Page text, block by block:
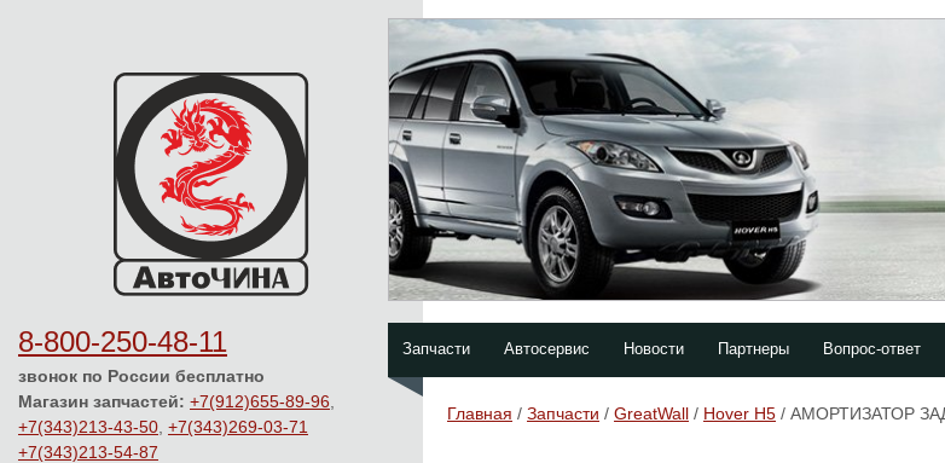
8-800-250-48-11
звонок по России бесплатно
Магазин запчастей: +7(912)655-89-96
+7(343)213-43-50 +7(343)269-03-71
+7(343)213-54-87
Запчасти Автосервис Новости Партнеры Вопрос-ответ
Главная / Запчасти / GreatWall / Hover H5 / АМОРТИЗАТОР